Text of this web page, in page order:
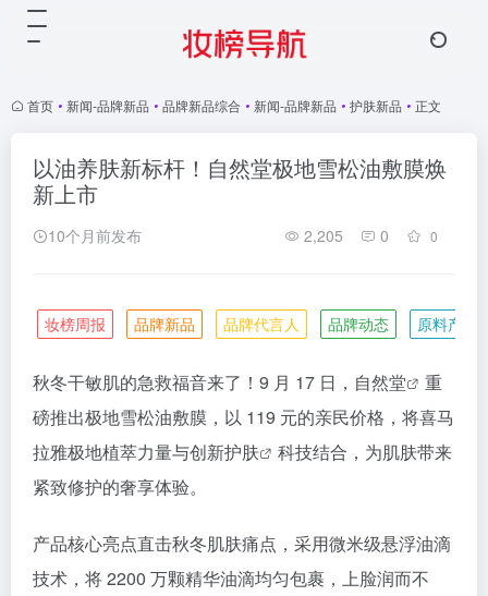
首页 • 新闻-品牌新品 • 品牌新品综合 • 新闻-品牌新品 • 护肤新品 • 正文
以油养肤新标杆！自然堂极地雪松油敷膜焕
新上市
10个月前发布 2,205 0 0
妆榜周报 品牌新品 品牌代言人 品牌动态 原料产业
秋冬干敏肌的急救福音来了！9 月 17 日， 自然堂
重
磅推出极地雪松油敷膜，以 119 元的亲民价格，将喜马
拉雅极地植萃力量与创新护肤
科技结合，为肌肤带来
紧致修护的奢享体验。
产品核心亮点直击秋冬肌肤痛点，采用微米级悬浮油滴
技术，将 2200 万颗精华油滴均匀包裹，上脸润而不